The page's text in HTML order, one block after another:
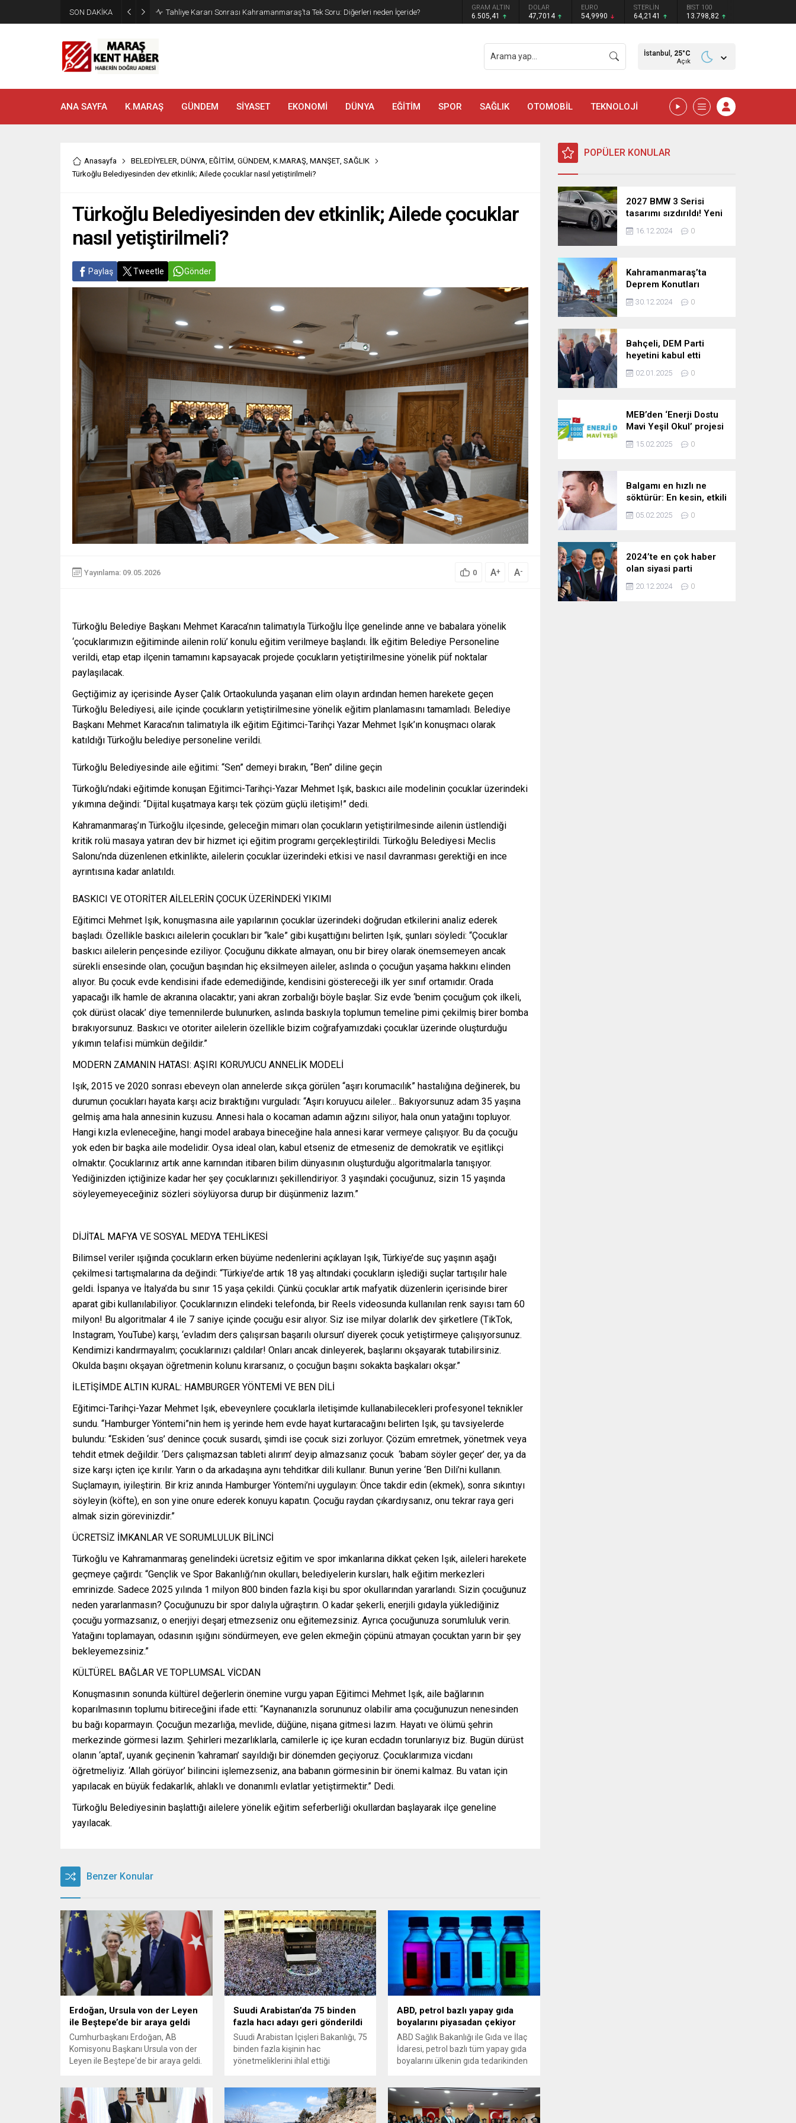
SON DAKİKA Tahliye Kararı Sonrası Kahramanmaraş’ta Tek Soru: Diğerleri neden İçeride? GRAM ALTIN
6.505,41
DOLAR
47,7014
EURO
54,9990
STERLİN
64,2141
BIST 100
13.798,82
İstanbul, 25°C
Açık
ANA SAYFA K.MARAŞ GÜNDEM SİYASET EKONOMİ DÜNYA EĞİTİM SPOR SAĞLIK OTOMOBİL TEKNOLOJİ
Anasayfa BELEDİYELER, DÜNYA, EĞİTİM, GÜNDEM, K.MARAŞ, MANŞET, SAĞLIK
Türkoğlu Belediyesinden dev etkinlik; Ailede çocuklar nasıl yetiştirilmeli?
Türkoğlu Belediyesinden dev etkinlik; Ailede çocuklar
nasıl yetiştirilmeli?
Paylaş Tweetle Gönder
Yayınlama: 09.05.2026 0 A+ A-
Türkoğlu Belediye Başkanı Mehmet Karaca’nın talimatıyla Türkoğlu İlçe genelinde anne ve babalara yönelik
‘çocuklarımızın eğitiminde ailenin rolü’ konulu eğitim verilmeye başlandı. İlk eğitim Belediye Personeline
verildi, etap etap ilçenin tamamını kapsayacak projede çocukların yetiştirilmesine yönelik püf noktalar
paylaşılacak.
Geçtiğimiz ay içerisinde Ayser Çalık Ortaokulunda yaşanan elim olayın ardından hemen harekete geçen
Türkoğlu Belediyesi, aile içinde çocukların yetiştirilmesine yönelik eğitim planlamasını tamamladı. Belediye
Başkanı Mehmet Karaca’nın talimatıyla ilk eğitim Eğitimci-Tarihçi Yazar Mehmet Işık’ın konuşmacı olarak
katıldığı Türkoğlu belediye personeline verildi.
Türkoğlu Belediyesinde aile eğitimi: “Sen” demeyi bırakın, “Ben” diline geçin
Türkoğlu’ndaki eğitimde konuşan Eğitimci-Tarihçi-Yazar Mehmet Işık, baskıcı aile modelinin çocuklar üzerindeki
yıkımına değindi: “Dijital kuşatmaya karşı tek çözüm güçlü iletişim!” dedi.
Kahramanmaraş’ın Türkoğlu ilçesinde, geleceğin mimarı olan çocukların yetiştirilmesinde ailenin üstlendiği
kritik rolü masaya yatıran dev bir hizmet içi eğitim programı gerçekleştirildi. Türkoğlu Belediyesi Meclis
Salonu’nda düzenlenen etkinlikte, ailelerin çocuklar üzerindeki etkisi ve nasıl davranması gerektiği en ince
ayrıntısına kadar anlatıldı.
BASKICI VE OTORİTER AİLELERİN ÇOCUK ÜZERİNDEKİ YIKIMI
Eğitimci Mehmet Işık, konuşmasına aile yapılarının çocuklar üzerindeki doğrudan etkilerini analiz ederek
başladı. Özellikle baskıcı ailelerin çocukları bir “kale” gibi kuşattığını belirten Işık, şunları söyledi: “Çocuklar
baskıcı ailelerin pençesinde eziliyor. Çocuğunu dikkate almayan, onu bir birey olarak önemsemeyen ancak
sürekli ensesinde olan, çocuğun başından hiç eksilmeyen aileler, aslında o çocuğun yaşama hakkını elinden
alıyor. Bu çocuk evde kendisini ifade edemediğinde, kendisini göstereceği ilk yer sınıf ortamıdır. Orada
yapacağı ilk hamle de akranına olacaktır; yani akran zorbalığı böyle başlar. Siz evde ‘benim çocuğum çok ilkeli,
çok dürüst olacak’ diye temennilerde bulunurken, aslında baskıyla toplumun temeline pimi çekilmiş birer bomba
bırakıyorsunuz. Baskıcı ve otoriter ailelerin özellikle bizim coğrafyamızdaki çocuklar üzerinde oluşturduğu
yıkımın telafisi mümkün değildir.”
MODERN ZAMANIN HATASI: AŞIRI KORUYUCU ANNELİK MODELİ
Işık, 2015 ve 2020 sonrası ebeveyn olan annelerde sıkça görülen “aşırı korumacılık” hastalığına değinerek, bu
durumun çocukları hayata karşı aciz bıraktığını vurguladı: “Aşırı koruyucu aileler… Bakıyorsunuz adam 35 yaşına
gelmiş ama hala annesinin kuzusu. Annesi hala o kocaman adamın ağzını siliyor, hala onun yatağını topluyor.
Hangi kızla evleneceğine, hangi model arabaya bineceğine hala annesi karar vermeye çalışıyor. Bu da çocuğu
yok eden bir başka aile modelidir. Oysa ideal olan, kabul etseniz de etmeseniz de demokratik ve eşitlikçi
olmaktır. Çocuklarınız artık anne karnından itibaren bilim dünyasının oluşturduğu algoritmalarla tanışıyor.
Yediğinizden içtiğinize kadar her şey çocuklarınızı şekillendiriyor. 3 yaşındaki çocuğunuz, sizin 15 yaşında
söyleyemeyeceğiniz sözleri söylüyorsa durup bir düşünmeniz lazım.”
DİJİTAL MAFYA VE SOSYAL MEDYA TEHLİKESİ
Bilimsel veriler ışığında çocukların erken büyüme nedenlerini açıklayan Işık, Türkiye’de suç yaşının aşağı
çekilmesi tartışmalarına da değindi: “Türkiye’de artık 18 yaş altındaki çocukların işlediği suçlar tartışılır hale
geldi. İspanya ve İtalya’da bu sınır 15 yaşa çekildi. Çünkü çocuklar artık mafyatik düzenlerin içerisinde birer
aparat gibi kullanılabiliyor. Çocuklarınızın elindeki telefonda, bir Reels videosunda kullanılan renk sayısı tam 60
milyon! Bu algoritmalar 4 ile 7 saniye içinde çocuğu esir alıyor. Siz ise milyar dolarlık dev şirketlere (TikTok,
Instagram, YouTube) karşı, ‘evladım ders çalışırsan başarılı olursun’ diyerek çocuk yetiştirmeye çalışıyorsunuz.
Kendimizi kandırmayalım; çocuklarınızı çaldılar! Onları ancak dinleyerek, başlarını okşayarak tutabilirsiniz.
Okulda başını okşayan öğretmenin kolunu kırarsanız, o çocuğun başını sokakta başkaları okşar.”
İLETİŞİMDE ALTIN KURAL: HAMBURGER YÖNTEMİ VE BEN DİLİ
Eğitimci-Tarihçi-Yazar Mehmet Işık, ebeveynlere çocuklarla iletişimde kullanabilecekleri profesyonel teknikler
sundu. “Hamburger Yöntemi”nin hem iş yerinde hem evde hayat kurtaracağını belirten Işık, şu tavsiyelerde
bulundu: “Eskiden ‘sus’ denince çocuk susardı, şimdi ise çocuk sizi zorluyor. Çözüm emretmek, yönetmek veya
tehdit etmek değildir. ‘Ders çalışmazsan tableti alırım’ deyip almazsanız çocuk ‘babam söyler geçer’ der, ya da
size karşı içten içe kırılır. Yarın o da arkadaşına aynı tehditkar dili kullanır. Bunun yerine ‘Ben Dili’ni kullanın.
Suçlamayın, iyileştirin. Bir kriz anında Hamburger Yöntemi’ni uygulayın: Önce takdir edin (ekmek), sonra sıkıntıyı
söyleyin (köfte), en son yine onure ederek konuyu kapatın. Çocuğu raydan çıkardıysanız, onu tekrar raya geri
almak sizin görevinizdir.”
ÜCRETSİZ İMKANLAR VE SORUMLULUK BİLİNCİ
Türkoğlu ve Kahramanmaraş genelindeki ücretsiz eğitim ve spor imkanlarına dikkat çeken Işık, aileleri harekete
geçmeye çağırdı: “Gençlik ve Spor Bakanlığı’nın okulları, belediyelerin kursları, halk eğitim merkezleri
emrinizde. Sadece 2025 yılında 1 milyon 800 binden fazla kişi bu spor okullarından yararlandı. Sizin çocuğunuz
neden yararlanmasın? Çocuğunuzu bir spor dalıyla uğraştırın. O kadar şekerli, enerjili gıdayla yüklediğiniz
çocuğu yormazsanız, o enerjiyi deşarj etmezseniz onu eğitemezsiniz. Ayrıca çocuğunuza sorumluluk verin.
Yatağını toplamayan, odasının ışığını söndürmeyen, eve gelen ekmeğin çöpünü atmayan çocuktan yarın bir şey
bekleyemezsiniz.”
KÜLTÜREL BAĞLAR VE TOPLUMSAL VİCDAN
Konuşmasının sonunda kültürel değerlerin önemine vurgu yapan Eğitimci Mehmet Işık, aile bağlarının
koparılmasının toplumu bitireceğini ifade etti: “Kaynananızla sorununuz olabilir ama çocuğunuzun nenesinden
bu bağı koparmayın. Çocuğun mezarlığa, mevlide, düğüne, nişana gitmesi lazım. Hayatı ve ölümü şehrin
merkezinde görmesi lazım. Şehirleri mezarlıklarla, camilerle iç içe kuran ecdadın torunlarıyız biz. Bugün dürüst
olanın ‘aptal’, uyanık geçinenin ‘kahraman’ sayıldığı bir dönemden geçiyoruz. Çocuklarımıza vicdanı
öğretmeliyiz. ‘Allah görüyor’ bilincini işlemezseniz, ana babanın görmesinin bir önemi kalmaz. Bu vatan için
yapılacak en büyük fedakarlık, ahlaklı ve donanımlı evlatlar yetiştirmektir.” Dedi.
Türkoğlu Belediyesinin başlattığı ailelere yönelik eğitim seferberliği okullardan başlayarak ilçe geneline
yayılacak.
Benzer Konular
Erdoğan, Ursula von der Leyen
ile Beştepe’de bir araya geldi
Cumhurbaşkanı Erdoğan, AB
Komisyonu Başkanı Ursula von der
Leyen ile Beştepe'de bir araya geldi.
ülkelerinin göndermeyi planladığı
mültecilerin de gündeme geleceği
iddia ediliyor. Erdoğan ve Ursula von
Suudi Arabistan’da 75 binden
fazla hacı adayı geri gönderildi
Suudi Arabistan İçişleri Bakanlığı, 75
binden fazla kişinin hac
yönetmeliklerini ihlal ettiği
ABD, petrol bazlı yapay gıda
boyalarını piyasadan çekiyor
ABD Sağlık Bakanlığı ile Gıda ve İlaç
İdaresi, petrol bazlı tüm yapay gıda
boyalarını ülkenin gıda tedarikinden
POPÜLER KONULAR
2027 BMW 3 Serisi
tasarımı sızdırıldı! Yeni
nesil sedan’dan
şaşırtıcı yenilikler!
16.12.2024 0
Kahramanmaraş’ta
Deprem Konutları
2025’te Teslim Edilecek
30.12.2024 0
Bahçeli, DEM Parti
heyetini kabul etti
02.01.2025 0
MEB’den ‘Enerji Dostu
Mavi Yeşil Okul’ projesi
15.02.2025 0
Balgamı en hızlı ne
söktürür: En kesin, etkili
ve çabuk balgam
söktürücü kür!
05.02.2025 0
2024’te en çok haber
olan siyasi parti
liderleri! Zirvedeki isim
fark attı
20.12.2024 0